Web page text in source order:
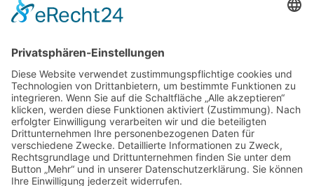
Verdienstmedaille für Telse Stoy
Das war: Munition im Meer
17.04.2026
Fahrtenprogramm 2026 ist fertig
12.10.2025
Darstellung verschiedener Orte innerhalb des
Gebiets der Heimatgemeinschaft Eckernförde